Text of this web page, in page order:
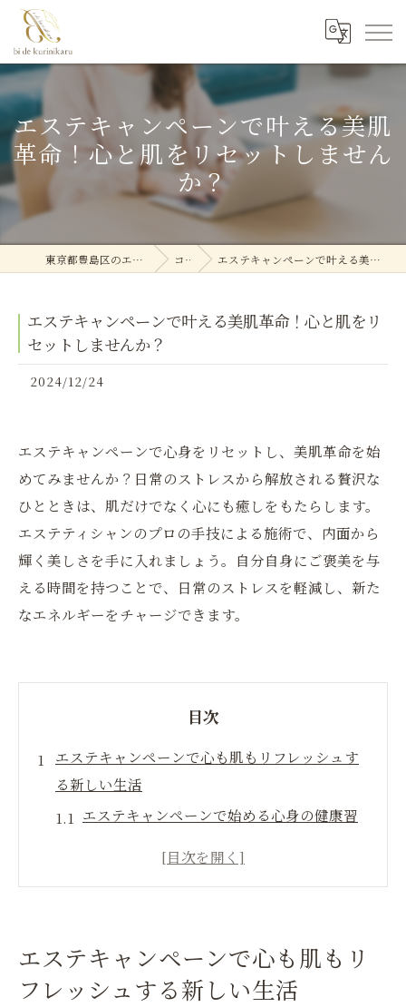
エステキャンペーンで叶える美肌
革命！心と肌をリセットしません
か？
東京都豊島区のエステなら美deクリニカル コラム エステキャンペーンで叶える美肌革命！心と肌をリセットしませんか？
エステキャンペーンで叶える美肌革命！心と肌をリ
セットしませんか？
2024/12/24
エステキャンペーンで心身をリセットし、美肌革命を始
めてみませんか？日常のストレスから解放される贅沢な
ひとときは、肌だけでなく心にも癒しをもたらします。
エステティシャンのプロの手技による施術で、内面から
輝く美しさを手に入れましょう。自分自身にご褒美を与
える時間を持つことで、日常のストレスを軽減し、新た
なエネルギーをチャージできます。
目次
エステキャンペーンで心も肌もリフレッシュす
る新しい生活
エステキャンペーンで始める心身の健康習
エステキャンペーンで日常に活力をプラス
エステでのリラックスがもたらす変化
エステキャンペーンで心も肌もリ
フレッシュする新しい生活